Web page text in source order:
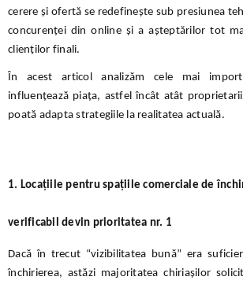
cerere și ofertă se redefinește sub presiunea
concurenței din online și a așteptărilor tot
clienților finali.
În acest articol analizăm cele mai
influențează piața, astfel încât atât
poată adapta strategiile la realitatea actuală.
1. Locațiile pentru spațiile comerciale de
verificabil devin prioritatea nr. 1
Dacă în trecut “vizibilitatea bună” era
închirierea, astăzi majoritatea chiriașilor